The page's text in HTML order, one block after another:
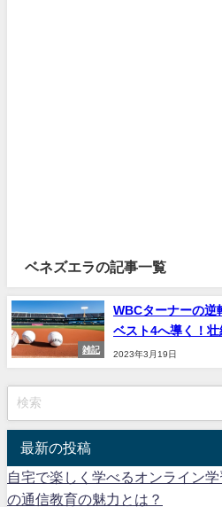
ベネズエラの記事一覧
雑記
WBCターナーの逆
ベスト4へ導く！
2023年3月19日
最新の投稿
自宅で楽しく学べるオンライン
の通信教育の魅力とは？